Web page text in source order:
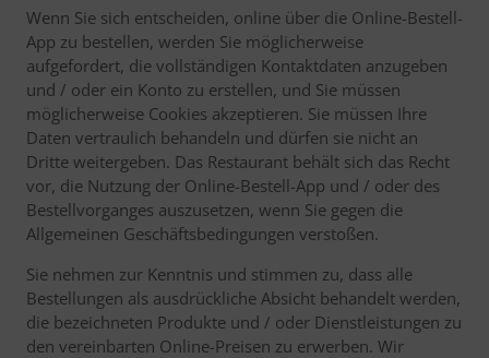
Wenn Sie sich entscheiden, online über die Online-Bestell-
App zu bestellen, werden Sie möglicherweise
aufgefordert, die vollständigen Kontaktdaten anzugeben
und / oder ein Konto zu erstellen, und Sie müssen
möglicherweise Cookies akzeptieren. Sie müssen Ihre
Daten vertraulich behandeln und dürfen sie nicht an
Dritte weitergeben. Das Restaurant behält sich das Recht
vor, die Nutzung der Online-Bestell-App und / oder des
Bestellvorganges auszusetzen, wenn Sie gegen die
Allgemeinen Geschäftsbedingungen verstoßen.
Sie nehmen zur Kenntnis und stimmen zu, dass alle
Bestellungen als ausdrückliche Absicht behandelt werden,
die bezeichneten Produkte und / oder Dienstleistungen zu
den vereinbarten Online-Preisen zu erwerben. Wir